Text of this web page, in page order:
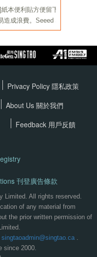
Privacy Policy 隱私政策
About Us 關於我們
Feedback 用戶反饋
刊登廣告條款
Limited. All rights reserved.
of any material from
the prior written permission of
singtaoadmin@singtao.ca.
since 2000.